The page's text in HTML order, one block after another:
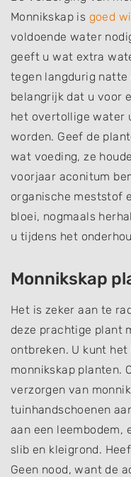
Monnikskap is goed
voldoende water
geeft u wat extra
tegen langdurig natte
belangrijk dat u voor
het overtollige water
worden. Geef de
wat voeding, ze
voorjaar aconitum
organische meststof
bloei, nogmaals
u tijdens het
Monnikskap
Het is zeker aan te
deze prachtige plant
ontbreken. U kunt
monnikskap planten.
verzorgen van
tuinhandschoenen
aan een leembodem,
slib en kleigrond.
Geen nood, want de